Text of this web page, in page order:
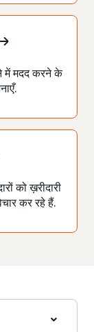
में मदद करने के
को ख़रीदारी
कर रहे हैं.